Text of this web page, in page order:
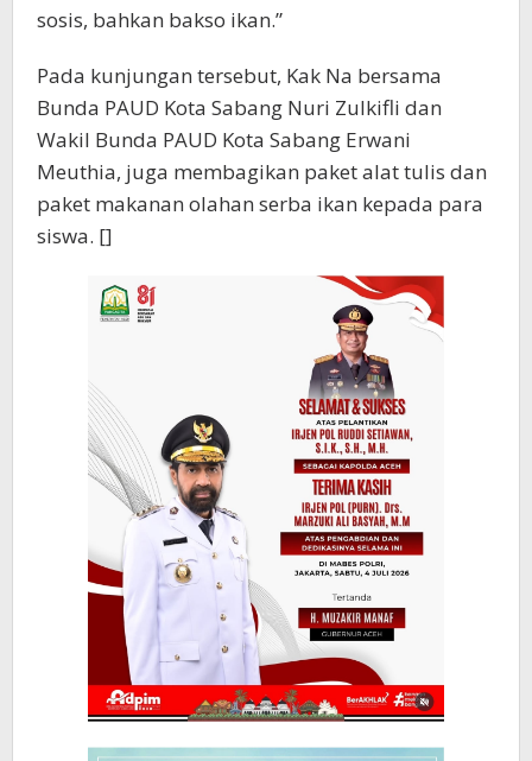
sosis, bahkan bakso ikan.”
Pada kunjungan tersebut, Kak Na bersama
Bunda PAUD Kota Sabang Nuri Zulkifli dan
Wakil Bunda PAUD Kota Sabang Erwani
Meuthia, juga membagikan paket alat tulis dan
paket makanan olahan serba ikan kepada para
siswa. []